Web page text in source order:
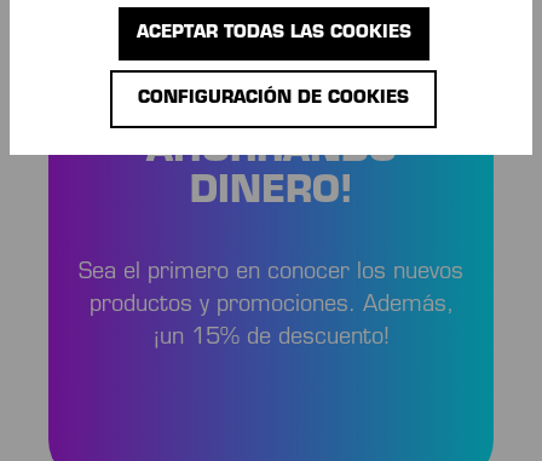
¡SIEMPRE
INFORMADO Y
AHORRANDO
DINERO!
Sea el primero en conocer los nuevos
productos y promociones. Además,
¡un 15% de descuento!
CONFIGURACIÓN DE COOKIES
ACEPTAR TODAS LAS COOKIES